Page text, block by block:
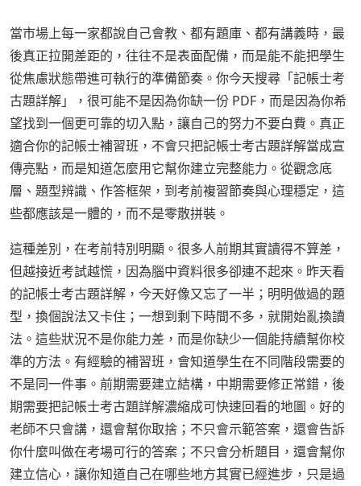
當市場上每一家都說自己會教、都有題庫、都有講義時，最
後真正拉開差距的，往往不是表面配備，而是能不能把學生
從焦慮狀態帶進可執行的準備節奏。你今天搜尋「記帳士考
古題詳解」，很可能不是因為你缺一份 PDF，而是因為你希
望找到一個更可靠的切入點，讓自己的努力不要白費。真正
適合你的記帳士補習班，不會只把記帳士考古題詳解當成宣
傳亮點，而是知道怎麼用它幫你建立完整能力。從觀念底
層、題型辨識、作答框架，到考前複習節奏與心理穩定，這
些都應該是一體的，而不是零散拼裝。
這種差別，在考前特別明顯。很多人前期其實讀得不算差，
但越接近考試越慌，因為腦中資料很多卻連不起來。昨天看
的記帳士考古題詳解，今天好像又忘了一半；明明做過的題
型，換個說法又卡住；一想到剩下時間不多，就開始亂換讀
法。這些狀況不是你能力差，而是你缺少一個能持續幫你校
準的方法。有經驗的補習班，會知道學生在不同階段需要的
不是同一件事。前期需要建立結構，中期需要修正常錯，後
期需要把記帳士考古題詳解濃縮成可快速回看的地圖。好的
老師不只會講，還會幫你取捨；不只會示範答案，還會告訴
你什麼叫做在考場可行的答案；不只會分析題目，還會幫你
建立信心，讓你知道自己在哪些地方其實已經進步，只是過